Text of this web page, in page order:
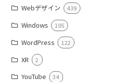
Webデザイン 439
Windows 105
WordPress 122
XR 2
YouTube 34